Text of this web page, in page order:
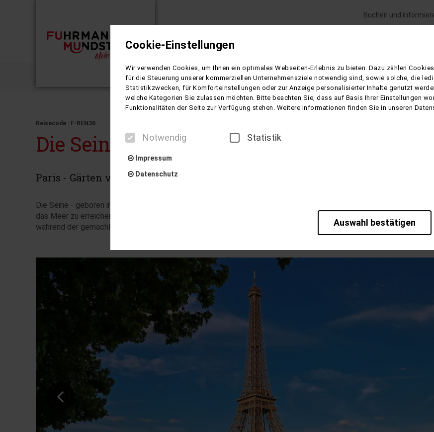
Buchen und
Busreisen Flugreisen
Die Seine de Luxe erleben
Reisecode : F-REN36
Die Seine de Luxe erleben
Paris - Gärten von Versailles - Rouen - Honfleur - Giverny - Paris
Die Seine - geboren in Burgund, aufgewachsen in der Champagne und gereift in der Normandie - scheint sich
das Meer zu erreichen. Das Wort Seine stammt vom keltischen Begriff für Kurve ab, und diesem Namen macht der
während der gemächlichen Fahrt in Richtung Meer alle Ehre.
Cookie-Einstellungen
Wir verwenden Cookies, um Ihnen ein optimales Webseiten-Erlebnis zu bieten. Dazu zählen
für die Steuerung unserer kommerziellen Unternehmensziele notwendig sind, sowie solche, die
Statistikzwecken, für Komforteinstellungen oder zur Anzeige personalisierter Inhalte genutzt
welche Kategorien Sie zulassen möchten. Bitte beachten Sie, dass auf Basis Ihrer Einstellungen
Funktionalitäten der Seite zur Verfügung stehen. Weitere Informationen finden Sie in unseren
Notwendig Statistik
Impressum
Datenschutz
Diese Cookies sind für den Betrieb der Seite unbedingt notwendig und ermöglichen
Funktionalitäten. Außerdem können wir mit dieser Art von Cookies ebenfalls erkennen, ob Sie in
Statistik
Um unser Angebot und unsere Webseite weiter zu verbessern, erfassen wir anonymisierte Daten
dieser Cookies können wir beispielsweise die Besucherzahlen und den Effekt bestimmter Seiten
unsere Inhalte optimieren.
Auswahl bestätigen